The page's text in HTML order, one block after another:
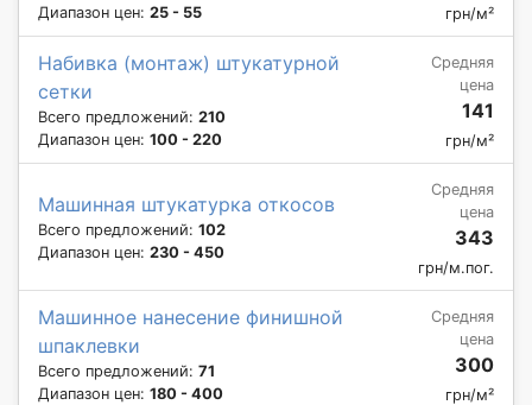
Диапазон цен: 25 - 55 грн/м²
Набивка (монтаж) штукатурной
сетки
Всего предложений: 210
Диапазон цен: 100 - 220
Средняя
цена
141
грн/м²
Машинная штукатурка откосов
Всего предложений: 102
Диапазон цен: 230 - 450
Средняя
цена
343
грн/м.пог.
Машинное нанесение финишной
шпаклевки
Всего предложений: 71
Диапазон цен: 180 - 400
Средняя
цена
300
грн/м²